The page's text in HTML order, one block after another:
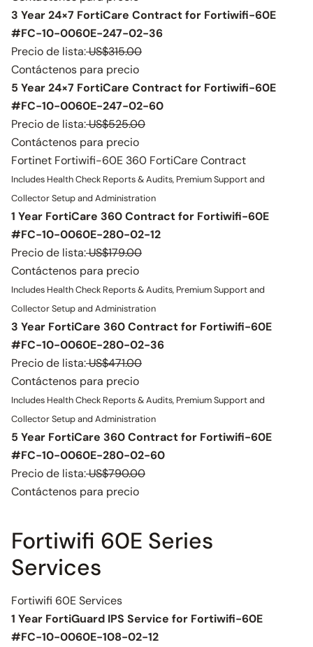
3 Year 24×7 FortiCare Contract for Fortiwifi-60E
#FC-10-0060E-247-02-36
Precio de lista:US$315.00
Contáctenos para precio
5 Year 24×7 FortiCare Contract for Fortiwifi-60E
#FC-10-0060E-247-02-60
Precio de lista:US$525.00
Contáctenos para precio
Fortinet Fortiwifi-60E 360 FortiCare Contract
Includes Health Check Reports & Audits, Premium Support and
Collector Setup and Administration
1 Year FortiCare 360 Contract for Fortiwifi-60E
#FC-10-0060E-280-02-12
Precio de lista:US$179.00
Contáctenos para precio
Includes Health Check Reports & Audits, Premium Support and
Collector Setup and Administration
3 Year FortiCare 360 Contract for Fortiwifi-60E
#FC-10-0060E-280-02-36
Precio de lista:US$471.00
Contáctenos para precio
Includes Health Check Reports & Audits, Premium Support and
Collector Setup and Administration
5 Year FortiCare 360 Contract for Fortiwifi-60E
#FC-10-0060E-280-02-60
Precio de lista:US$790.00
Contáctenos para precio
Fortiwifi 60E Series
Services
Fortiwifi 60E Services
1 Year FortiGuard IPS Service for Fortiwifi-60E
#FC-10-0060E-108-02-12